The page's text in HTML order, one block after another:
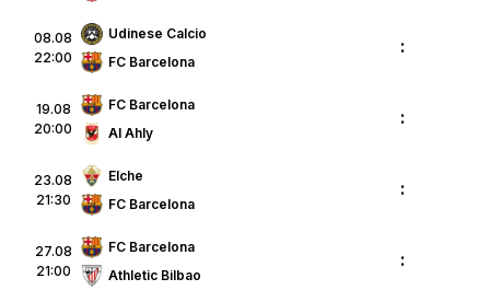
08.08
22:00
Udinese Calcio
FC Barcelona
:
19.08
20:00
FC Barcelona
Al Ahly
:
23.08
21:30
Elche
FC Barcelona
:
27.08
21:00
FC Barcelona
Athletic Bilbao
: